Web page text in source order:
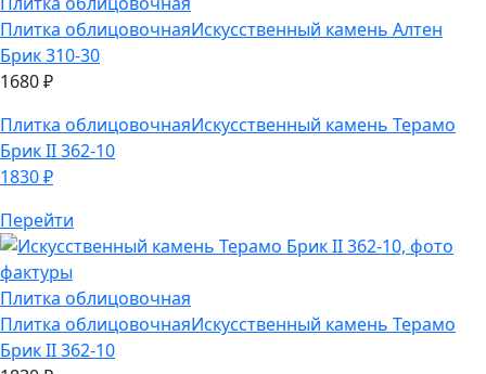
Плитка облицовочная
Брик II 362-10
1830₽
Плитка облицовочная
Плитка облицовочная
Брик II 362-10
1830₽
Плитка облицовочная
Брик 320-30
1790₽